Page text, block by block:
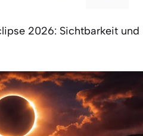
2026: Sichtbarkeit und